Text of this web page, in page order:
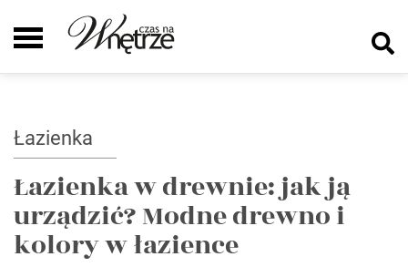
Łazienka
Łazienka w drewnie: jak ją
urządzić? Modne drewno i
kolory w łazience